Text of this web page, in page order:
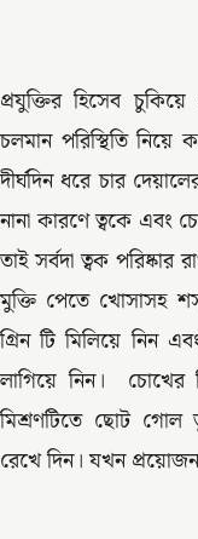
প্রযুক্তির হিসেব
চলমান পরিস্থিতি
দীর্ঘদিন ধরে চার
নানা কারণে ত্বকে এবং
তাই সর্বদা ত্বক
মুক্তি পেতে খোসাসহ
গ্রিন টি মিলিয়ে নিন
লাগিয়ে নিন। চোখের
মিশ্রণটিতে ছোট গোল
রেখে দিন। যখন